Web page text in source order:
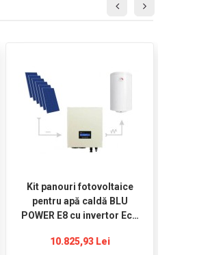
Kit panouri fotovoltaice
pentru apă caldă BLU
POWER E8 cu invertor Eco
10.825,93 Lei